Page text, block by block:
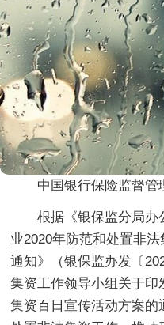
中国银行保险监督管
根据《银保监分局办
业2020年防范和处置非
通知》（银保监办发〔
集资工作领导小组关于印
集资百日宣传活动方案